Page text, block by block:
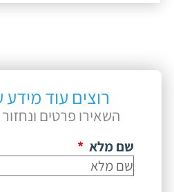
רוצים עוד
השאירו פרטים
שם מלא